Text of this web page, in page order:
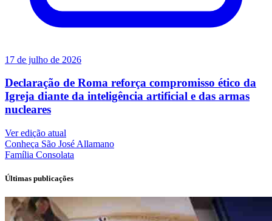
17 de julho de 2026
Declaração de Roma reforça compromisso ético da
Igreja diante da inteligência artificial e das armas
nucleares
Ver edição atual
Conheça São José Allamano
Família Consolata
Últimas publicações